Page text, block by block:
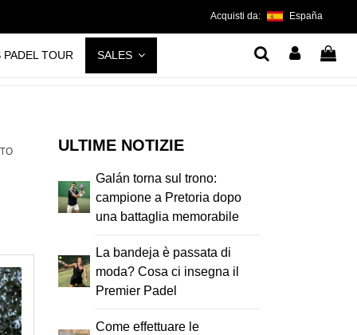
Acquisti da: España
PADEL TOUR SALES
ULTIME NOTIZIE
Galán torna sul trono:
campione a Pretoria dopo
una battaglia memorabile
La bandeja è passata di
moda? Cosa ci insegna il
Premier Padel
Come effettuare le